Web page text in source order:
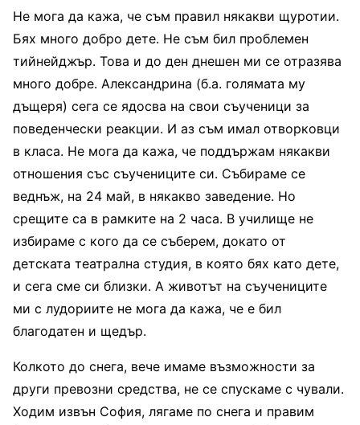
Не мога да кажа, че съм правил някакви щуротии.
Бях много добро дете. Не съм бил проблемен
тийнейджър. Това и до ден днешен ми се отразява
много добре. Александрина (б.а. голямата му
дъщеря) сега се ядосва на свои съученици за
поведенчески реакции. И аз съм имал отворковци
в класа. Не мога да кажа, че поддържам някакви
отношения със съучениците си. Събираме се
веднъж, на 24 май, в някакво заведение. Но
срещите са в рамките на 2 часа. В училище не
избираме с кого да се съберем, докато от
детската театрална студия, в която бях като дете,
и сега сме си близки. А животът на съучениците
ми с лудориите не мога да кажа, че е бил
благодатен и щедър.
Колкото до снега, вече имаме възможности за
други превозни средства, не се спускаме с чували.
Ходим извън София, лягаме по снега и правим